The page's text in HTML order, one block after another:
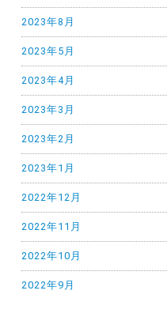
2023年8月
2023年5月
2023年4月
2023年3月
2023年2月
2023年1月
2022年12月
2022年11月
2022年10月
2022年9月